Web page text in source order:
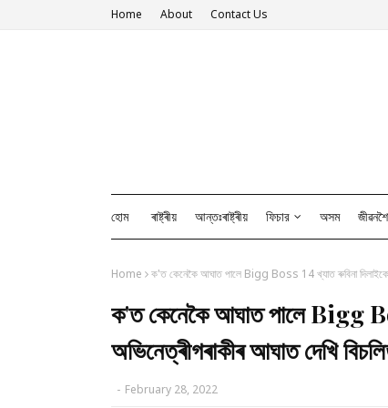
Home About Contact Us
হোম ৰাষ্ট্ৰীয় আন্তঃৰাষ্ট্ৰীয় ফিচার অসম
Home ক'ত কেনেকৈ আঘাত পালে Bigg Boss 14 খ্যাত ৰুবিনা দিলাইকে
ক'ত কেনেকৈ আঘাত পালে Bigg
অভিনেত্ৰীগৰাকীৰ আঘাত দেখি
- February 28, 2022